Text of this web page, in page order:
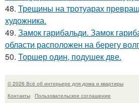
48. Трещины на тротуарах
художника.
49. Замок гарибальди. Замок
области расположен на берегу
50. Торшер один, подушек две.
© 2026 Всё об интерьере для дома и квартиры
Контакты
Пользовательское соглашение